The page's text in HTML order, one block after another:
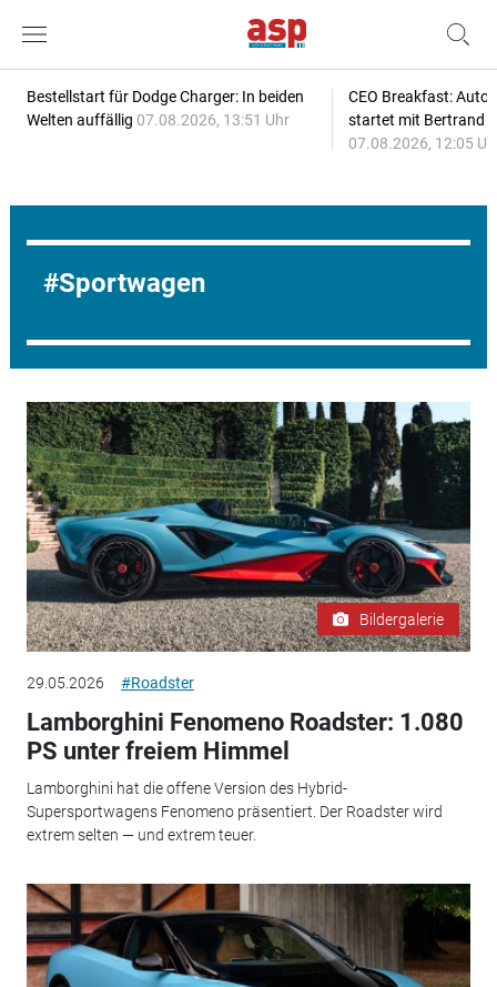
Bestellstart für Dodge Charger: In beiden
Welten auffällig 07.08.2026, 13:51 Uhr
CEO Breakfast:
startet mit Bertrand
07.08.2026, 12:05
Sportwagen
Bildergalerie
29.05.2026 #Roadster
Lamborghini Fenomeno Roadster: 1.080
PS unter freiem Himmel
Lamborghini hat die offene Version des Hybrid-
Supersportwagens Fenomeno präsentiert. Der Roadster wird
extrem selten — und extrem teuer.